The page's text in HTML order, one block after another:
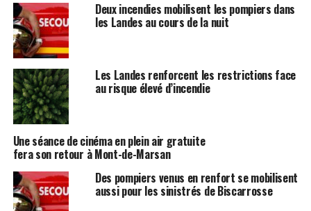
Deux incendies mobilisent les pompiers dans
les Landes au cours de la nuit
Les Landes renforcent les restrictions face
au risque élevé d’incendie
Une séance de cinéma en plein air gratuite
fera son retour à Mont-de-Marsan
Des pompiers venus en renfort se mobilisent
aussi pour les sinistrés de Biscarrosse